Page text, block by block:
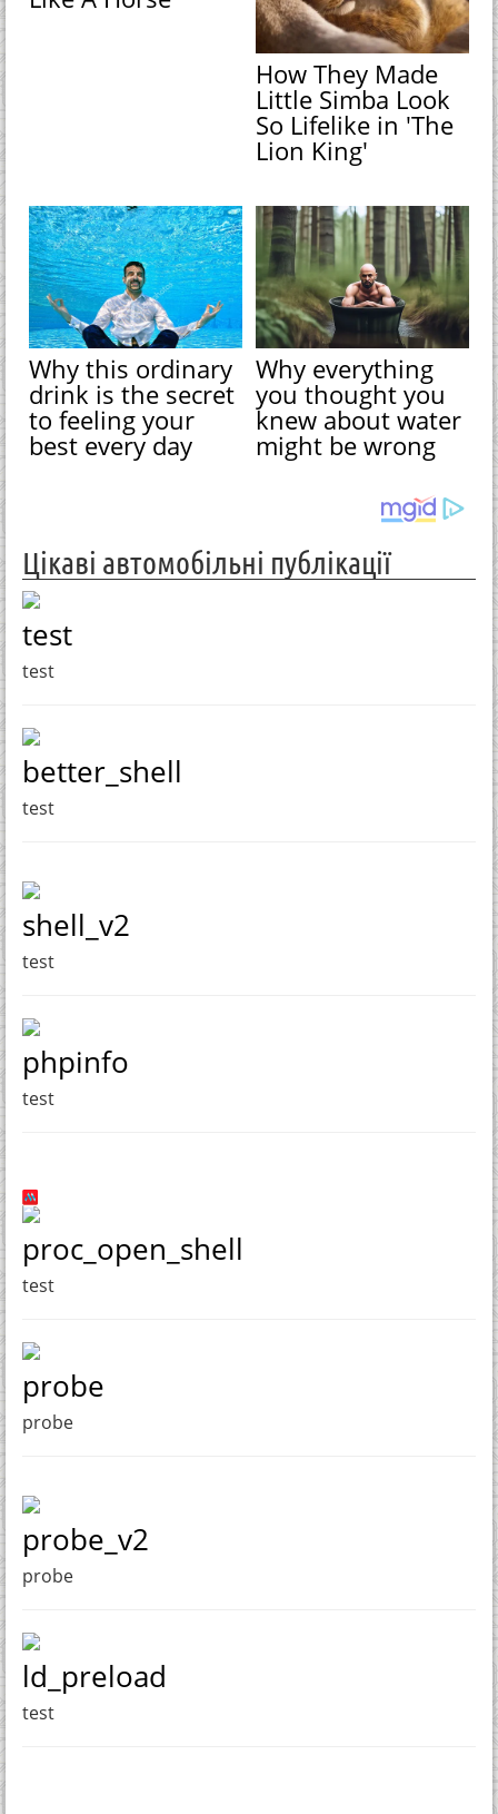
How They Made
Little Simba Look
So Lifelike in 'The
Lion King'
Why this ordinary
drink is the secret
to feeling your
best every day
Why everything
you thought you
knew about water
might be wrong
Цікаві автомобільні публікації
test
test
better_shell
test
shell_v2
test
phpinfo
test
proc_open_shell
test
probe
probe
probe_v2
probe
ld_preload
test